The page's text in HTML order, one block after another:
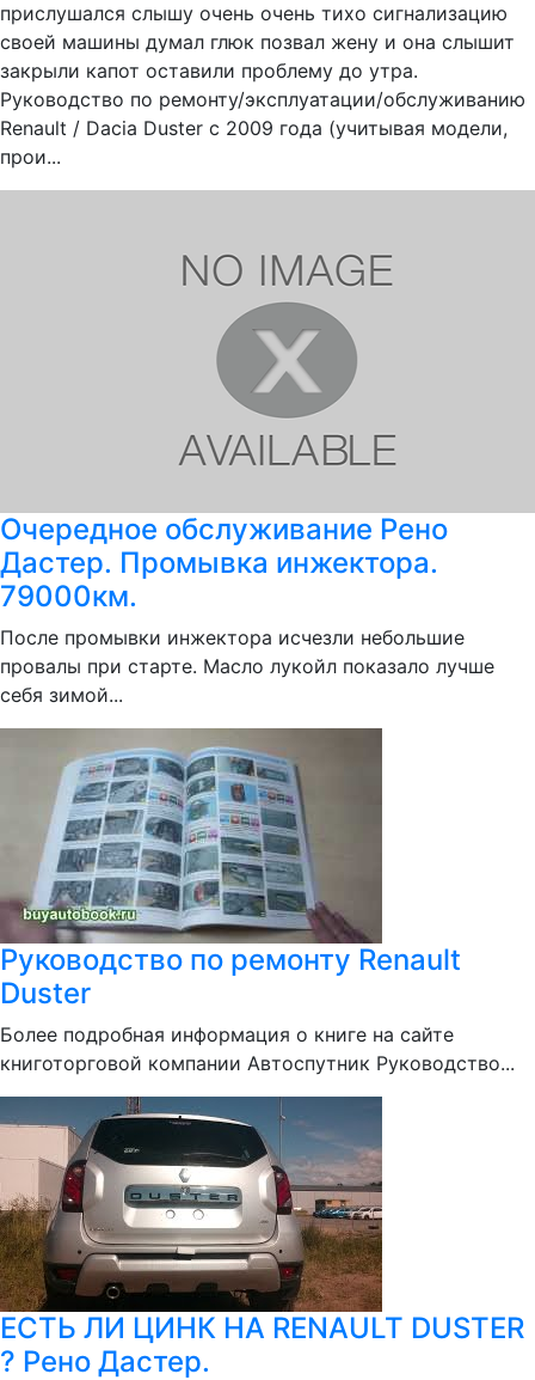
прислушался слышу очень очень тихо сигнализацию
своей машины думал глюк позвал жену и она слышит
закрыли капот оставили проблему до утра.
Руководство по ремонту/эксплуатации/обслуживанию
Renault / Dacia Duster с 2009 года (учитывая модели,
прои...
Очередное обслуживание Рено
Дастер. Промывка инжектора.
79000км.
После промывки инжектора исчезли небольшие
провалы при старте. Масло лукойл показало лучше
себя зимой...
Руководство по ремонту Renault
Duster
Более подробная информация о книге на сайте
книготорговой компании Автоспутник Руководство...
ЕСТЬ ЛИ ЦИНК НА RENAULT DUSTER
? Рено Дастер.